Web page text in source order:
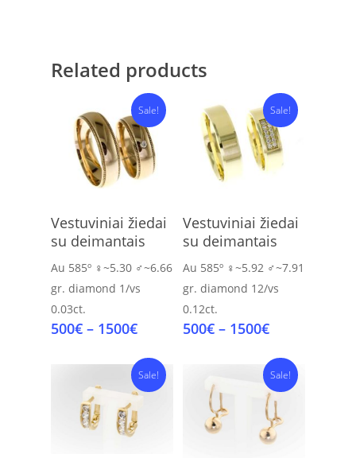
Related products
Sale!
Select Options
Vestuviniai žiedai
su deimantais
Au 585º ♀~5.30 ♂~6.66
gr. diamond 1/vs
0.03ct.
500€ – 1500€Price
500€
through
1500€
Sale!
Select Options
Vestuviniai žiedai
su deimantais
Au 585º ♀~5.92 ♂~7.91
gr.diamond 12/vs
0.12ct.
500€ – 1500€Price
500€
through
1500€
Sale! Sale!